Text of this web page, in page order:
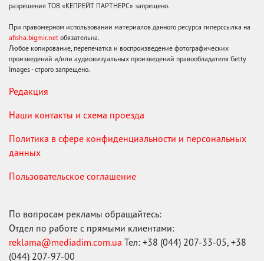
разрешения ТОВ «КЕПРЕЙТ ПАРТНЕРС» запрещено.
При правомерном использовании материалов данного ресурса гиперссылка на
afisha.bigmir.net обязательна.
Любое копирование, перепечатка и воспроизведение фотографических
произведений и/или аудиовизуальных произведений правообладателя Getty
Images - строго запрещено.
Редакция
Наши контакты и схема проезда
Политика в сфере конфиденциальности и персональных
данных
Пользовательское соглашение
По вопросам рекламы обращайтесь:
Отдел по работе с прямыми клиентами:
reklama@mediadim.com.ua Тел: +38 (044) 207-33-05, +38
(044) 207-97-00